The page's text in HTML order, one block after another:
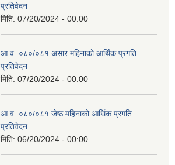
प्रतिवेदन
मिति: 07/20/2024 - 00:00
आ.व. ०८०/०८१ असार महिनाको आर्थिक प्रगति
प्रतिवेदन
मिति: 07/20/2024 - 00:00
आ.व. ०८०/०८१ जेष्ठ महिनाको आर्थिक प्रगति
प्रतिवेदन
मिति: 06/20/2024 - 00:00